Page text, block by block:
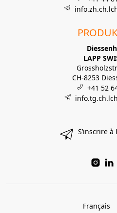
LAPP
CH-8253
+41 52
S’inscrire